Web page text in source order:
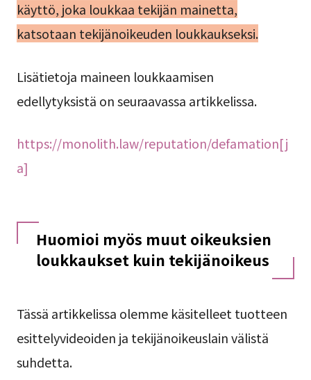
käyttö, joka loukkaa tekijän mainetta,
katsotaan tekijänoikeuden loukkaukseksi.
Lisätietoja maineen loukkaamisen
edellytyksistä on seuraavassa artikkelissa.
https://monolith.law/reputation/defamation[j
a]
Huomioi myös muut oikeuksien
loukkaukset kuin tekijänoikeus
Tässä artikkelissa olemme käsitelleet tuotteen
esittelyvideoiden ja tekijänoikeuslain välistä
suhdetta.